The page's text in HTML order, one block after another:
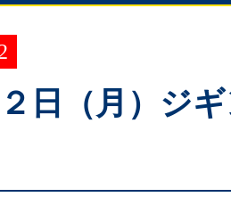
日（月）ジ